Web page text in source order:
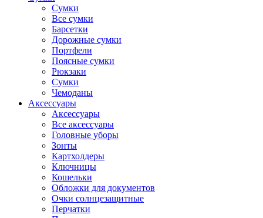
Сумки
Все сумки
Барсетки
Дорожные сумки
Портфели
Поясные сумки
Рюкзаки
Сумки
Чемоданы
Аксессуары
Аксессуары
Все аксессуары
Головные уборы
Зонты
Картхолдеры
Ключницы
Кошельки
Обложки для документов
Очки солнцезащитные
Перчатки